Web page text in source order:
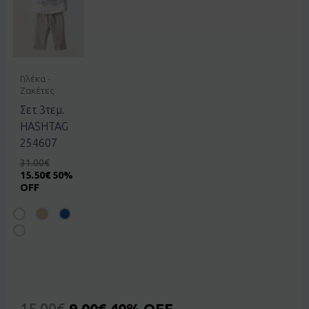
Γιλέκα -
Ζακέτες
Σετ 3τεμ.
HASHTAG
254607
31.00€
15.50€ 50%
OFF